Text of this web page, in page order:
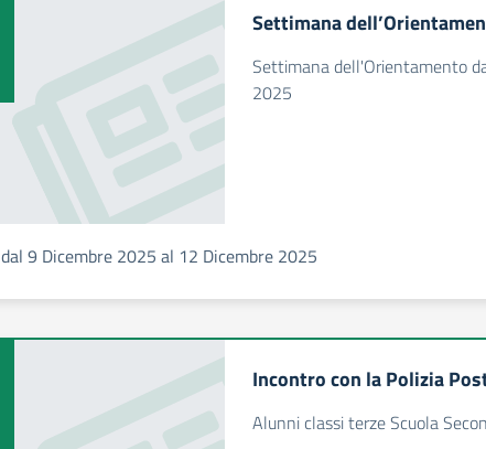
Settimana
Settimana dell'Orientamento
2025
dal 9 Dicembre 2025 al 12 Dicembre 2025
Incontro con la Polizia
Alunni classi terze Scuola